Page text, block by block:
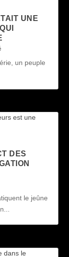
UNE
un peuple
DES
le jeûne